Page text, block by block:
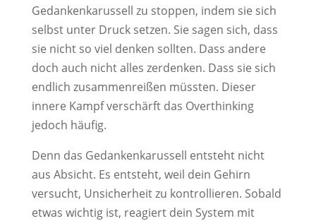
Gedankenkarussell zu stoppen, indem sie sich
selbst unter Druck setzen. Sie sagen sich, dass
sie nicht so viel denken sollten. Dass andere
doch auch nicht alles zerdenken. Dass sie sich
endlich zusammenreißen müssten. Dieser
innere Kampf verschärft das Overthinking
jedoch häufig.
Denn das Gedankenkarussell entsteht nicht
aus Absicht. Es entsteht, weil dein Gehirn
versucht, Unsicherheit zu kontrollieren. Sobald
etwas wichtig ist, reagiert dein System mit